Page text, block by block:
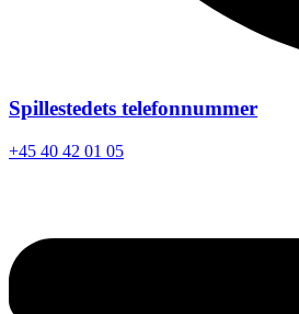
Spillestedets telefonnummer
+45 40 42 01 05